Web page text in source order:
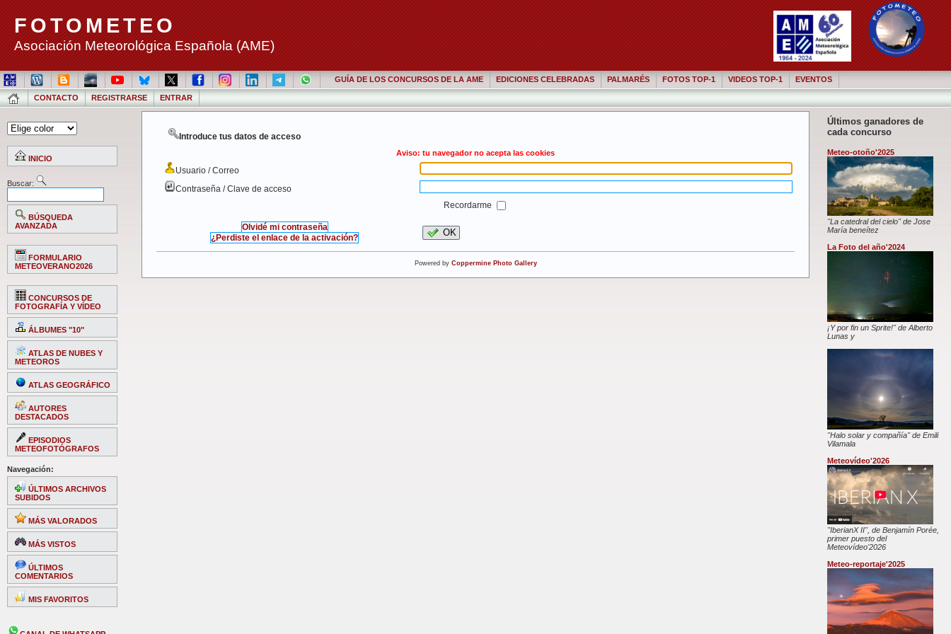
FOTOMETEO
Asociación Meteorológica Española (AME)
GUÍA DE LOS CONCURSOS DE LA AME EDICIONES CELEBRADAS PALMARÉS FOTOS TOP-1 VIDEOS TOP-1 EVENTOS
CONTACTO REGISTRARSE ENTRAR
INICIO
Buscar:
BÚSQUEDA
AVANZADA
FORMULARIO
METEOVERANO2026
CONCURSOS DE
FOTOGRAFÍA Y VÍDEO
ÁLBUMES "10"
ATLAS DE NUBES Y
METEOROS
ATLAS GEOGRÁFICO
AUTORES
DESTACADOS
EPISODIOS
METEOFOTÓGRAFOS
Navegación:
ÚLTIMOS ARCHIVOS
SUBIDOS
MÁS VALORADOS
MÁS VISTOS
ÚLTIMOS
COMENTARIOS
MIS FAVORITOS
Últimos ganadores de
cada concurso
Meteo-otoño'2025
"La catedral del cielo" de Jose
María beneítez
La Foto del año'2024
¡Y por fin un Sprite!" de Alberto
Lunas y
"Halo solar y compañía" de Emili
Vilamala
Meteovídeo'2026
"IberianX II", de Benjamín Porée,
primer puesto del
Meteovídeo'2026
Meteo-reportaje'2025
Introduce tus datos de acceso
Aviso: tu navegador no acepta las cookies
Usuario / Correo
Contraseña / Clave de acceso
Recordarme
Olvidé mi contraseña
¿Perdiste el enlace de la activación?
OK
Powered by Coppermine Photo Gallery